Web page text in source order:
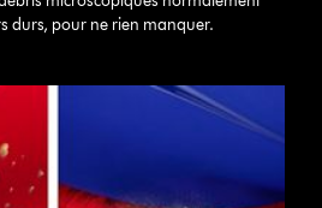
durs, pour ne rien manquer.